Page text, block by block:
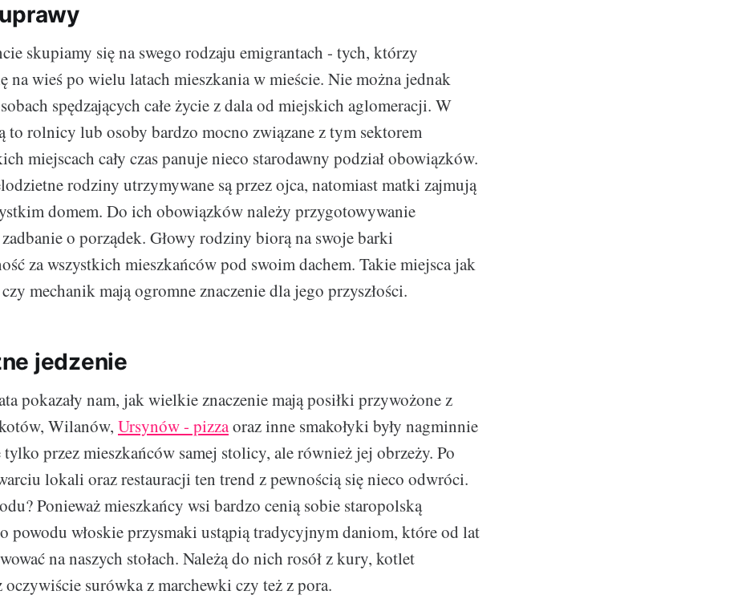
skupiamy się na swego rodzaju emigrantach - tych, którzy
na wieś po wielu latach mieszkania w mieście. Nie można jednak
spędzających całe życie z dala od miejskich aglomeracji. W
to rolnicy lub osoby bardzo mocno związane z tym sektorem
miejscach cały czas panuje nieco starodawny podział obowiązków.
rodziny utrzymywane są przez ojca, natomiast matki zajmują
domem. Do ich obowiązków należy przygotowywanie
o porządek. Głowy rodziny biorą na swoje barki
za wszystkich mieszkańców pod swoim dachem. Takie miejsca jak
czy mechanik mają ogromne znaczenie dla jego przyszłości.
jedzenie
pokazały nam, jak wielkie znaczenie mają posiłki przywożone z
Wilanów, Ursynów - pizzaoraz inne smakołyki były nagminnie
tylko przez mieszkańców samej stolicy, ale również jej obrzeży. Po
lokali oraz restauracji ten trend z pewnością się nieco odwróci.
Ponieważ mieszkańcy wsi bardzo cenią sobie staropolską
powodu włoskie przysmaki ustąpią tradycyjnym daniom, które od lat
na naszych stołach. Należą do nich rosół z kury, kotlet
oczywiście surówka z marchewki czy też z pora.